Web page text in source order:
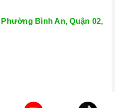
Phường Bình An, Quận 02,
Ty TNHH Home Best Việt Nam